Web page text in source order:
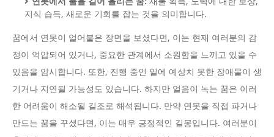
지식 습득, 새로운 기회를 잡는 것을 의미합니다.
꿈에서 연못이 얼어붙은 장면을 보셨다면, 이는 현재 여러분의 감
정이 억압되어 있거나, 중요한 관계에서 소원함을 느끼고 있을 수
있음을 암시합니다. 또한, 진행 중인 일에 예상치 못한 장애물이 생
기거나 지연될 가능성도 있습니다. 하지만 얼음이 녹는 꿈은 이러
한 어려움이 해소될 길조로 해석됩니다. 만약 연못을 직접 파거나
만드는 꿈을 꾸셨다면, 이는 매우 긍정적인 길몽입니다. 여러분이